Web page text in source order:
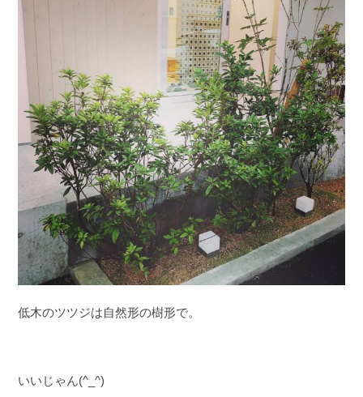
低木のツツジは自然形の樹形で。
いいじゃん(^_^)